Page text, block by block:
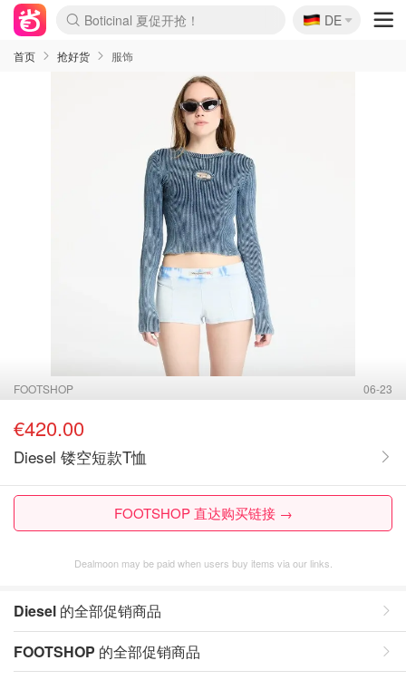
Boticinal 夏促开抢！
4折！lulu周四疯狂上新
还没结束！&OtherStories大促
Joybuy变相75折 随时失效
速领！Stanley独家85折
疑似霸哥！Camper额外叠85折
Zalando 奥莱闪促！每日更新
Moncler反季囤！5折起+叠9折
Coach Brooklyn仅€192
🇩🇪
DE
首页 抢好货 服饰
FOOTSHOP 06-23
€420.00
Diesel 镂空短款T恤
FOOTSHOP 直达购买链接 →
Dealmoon may be paid when users buy items via our links.
Diesel 的全部促销商品
FOOTSHOP 的全部促销商品